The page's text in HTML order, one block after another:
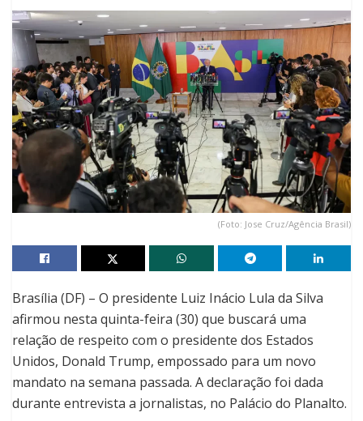
(Foto: Jose Cruz/Agência Brasil)
Brasília (DF) – O presidente Luiz Inácio Lula da Silva
afirmou nesta quinta-feira (30) que buscará uma
relação de respeito com o presidente dos Estados
Unidos, Donald Trump, empossado para um novo
mandato na semana passada. A declaração foi dada
durante entrevista a jornalistas, no Palácio do Planalto.